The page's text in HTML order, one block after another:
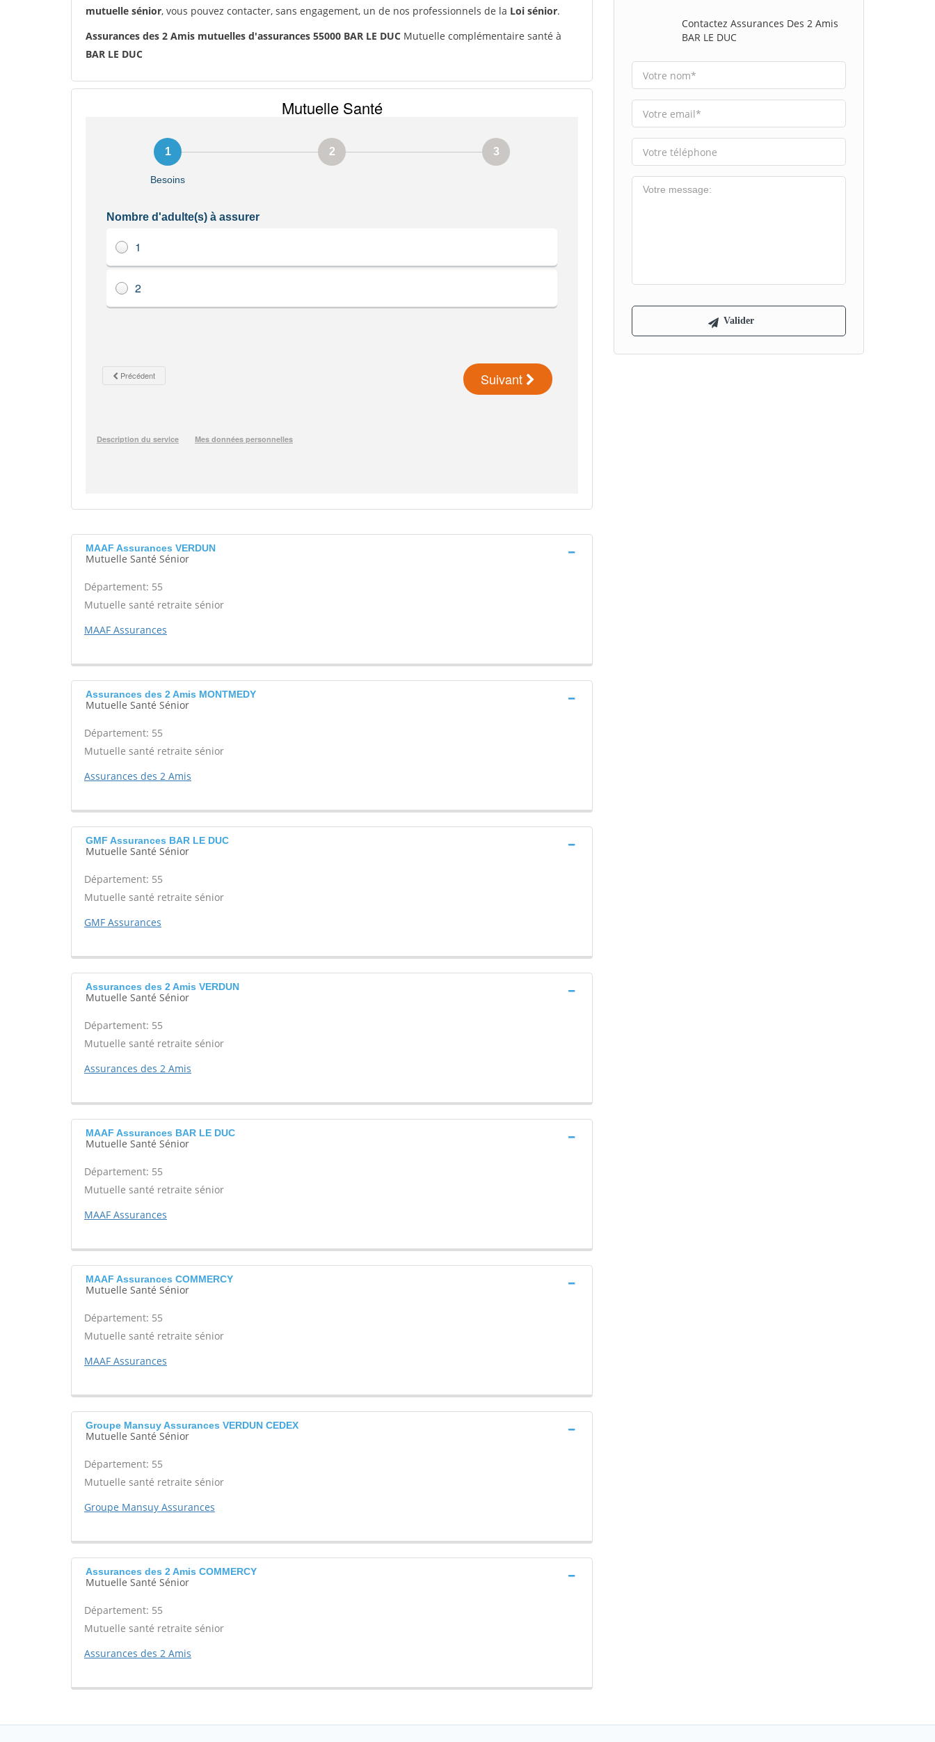
mutuelle sénior, vous pouvez contacter, sans engagement, un de nos professionnels de la Loi sénior.
Assurances des 2 Amis mutuelles d'assurances 55000 BAR LE DUC Mutuelle complémentaire santé à
BAR LE DUC
MAAF Assurances VERDUN
Mutuelle Santé Sénior
Département: 55
Mutuelle santé retraite sénior
MAAF Assurances
Assurances des 2 Amis MONTMEDY
Mutuelle Santé Sénior
Département: 55
Mutuelle santé retraite sénior
Assurances des 2 Amis
GMF Assurances BAR LE DUC
Mutuelle Santé Sénior
Département: 55
Mutuelle santé retraite sénior
GMF Assurances
Assurances des 2 Amis VERDUN
Mutuelle Santé Sénior
Département: 55
Mutuelle santé retraite sénior
Assurances des 2 Amis
MAAF Assurances BAR LE DUC
Mutuelle Santé Sénior
Département: 55
Mutuelle santé retraite sénior
MAAF Assurances
MAAF Assurances COMMERCY
Mutuelle Santé Sénior
Département: 55
Mutuelle santé retraite sénior
MAAF Assurances
Groupe Mansuy Assurances VERDUN CEDEX
Mutuelle Santé Sénior
Département: 55
Mutuelle santé retraite sénior
Groupe Mansuy Assurances
Assurances des 2 Amis COMMERCY
Mutuelle Santé Sénior
Département: 55
Mutuelle santé retraite sénior
Assurances des 2 Amis
Contactez Assurances Des 2 Amis
BAR LE DUC